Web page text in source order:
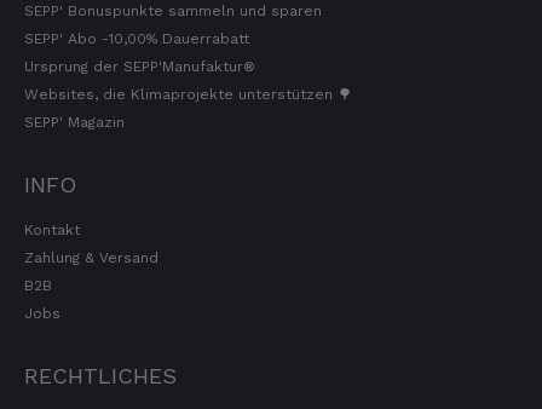
SEPP' Bonuspunkte sammeln und sparen
SEPP' Abo -10,00% Dauerrabatt
Ursprung der SEPP'Manufaktur®
Websites, die Klimaprojekte unterstützen 🌳
SEPP' Magazin
INFO
Kontakt
Zahlung & Versand
B2B
Jobs
RECHTLICHES